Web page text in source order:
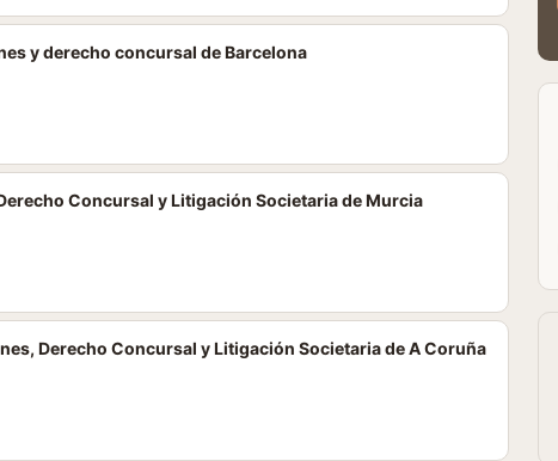
y derecho concursal de Barcelona
Concursal y Litigación Societaria de Murcia
Derecho Concursal y Litigación Societaria de A Coruña